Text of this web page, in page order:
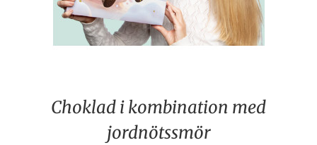
Choklad i kombination med
jordnötssmör